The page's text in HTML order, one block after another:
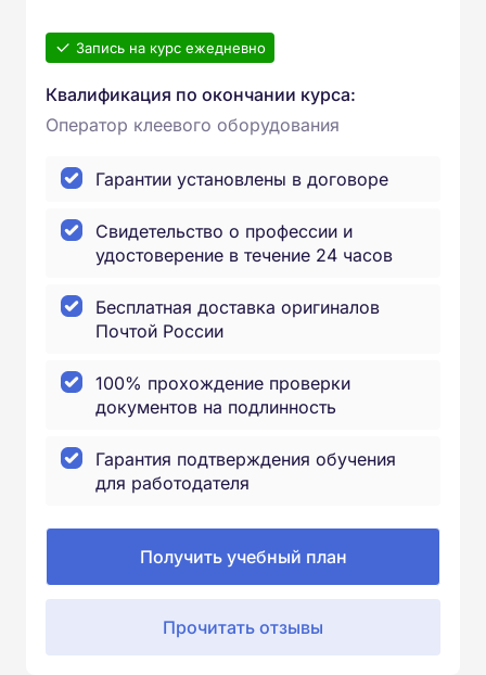
Запись на курс ежедневно
Квалификация по окончании курса:
Оператор клеевого оборудования
Гарантии установлены в договоре
Свидетельство о профессии и
удостоверение в течение 24 часов
Бесплатная доставка оригиналов
Почтой России
100% прохождение проверки
документов на подлинность
Гарантия подтверждения обучения
для работодателя
Получить учебный план
Прочитать отзывы